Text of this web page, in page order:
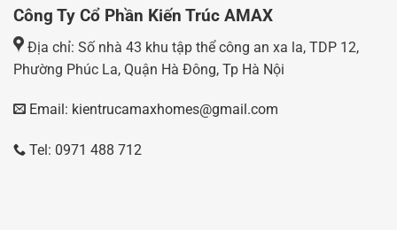
Công Ty Cổ Phần Kiến Trúc AMAX
Địa chỉ: Số nhà 43 khu tập thể công an xa la, TDP 12,
Phường Phúc La, Quận Hà Đông, Tp Hà Nội
Email: kientrucamaxhomes@gmail.com
Tel: 0971 488 712